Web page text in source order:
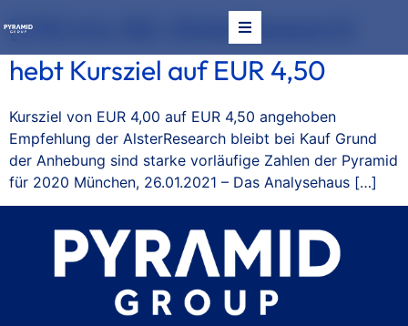
[CN] mic AG: AlsterResearch
hebt Kursziel auf EUR 4,50
Kursziel von EUR 4,00 auf EUR 4,50 angehoben
Empfehlung der AlsterResearch bleibt bei Kauf Grund
der Anhebung sind starke vorläufige Zahlen der Pyramid
für 2020 München, 26.01.2021 – Das Analysehaus […]